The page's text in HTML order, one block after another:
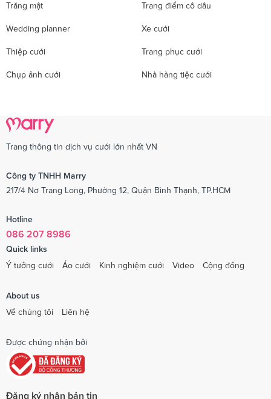
Trăng mật Trang điểm cô dâu
Wedding planner Xe cưới
Thiệp cưới Trang phục cưới
Chụp ảnh cưới Nhà hàng tiệc cưới
Trang thông tin dịch vụ cưới lớn nhất VN
Công ty TNHH Marry
217/4 Nơ Trang Long, Phường 12, Quận Bình Thạnh, TP.HCM
Hotline
086 207 8986
Quick links
Ý tưởng cưới
Áo cưới Kinh nghiệm cưới Video Cộng đồng
About us
Về chúng tôi
Liên hệ
Được chứng nhận bởi
Đăng ký nhận bản tin